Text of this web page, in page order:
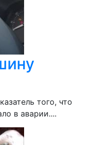
того, что
в аварии....